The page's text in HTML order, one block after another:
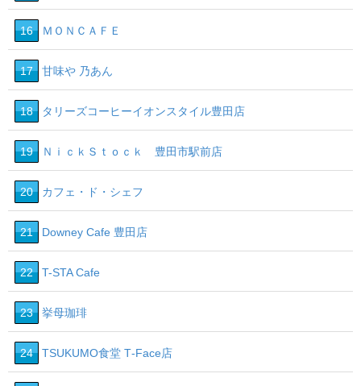
16 ＭＯＮＣＡＦＥ
17 甘味や 乃あん
18 タリーズコーヒーイオンスタイル豊田店
19 ＮｉｃｋＳｔｏｃｋ 豊田市駅前店
20 カフェ・ド・シェフ
21 Downey Cafe 豊田店
22 T-STA Cafe
23 挙母珈琲
24 TSUKUMO食堂 T‐Face店